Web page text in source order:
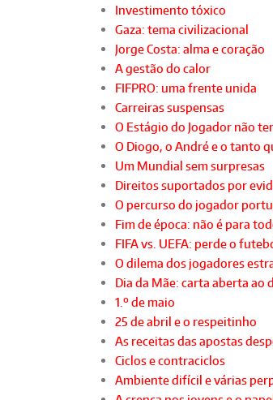
Investimento tóxico
Gaza: tema civilizacional
Jorge Costa: alma e coração
A gestão do calor
FIFPRO: uma frente unida
Carreiras suspensas
O Estágio do Jogador não
O Diogo, o André e o tanto
Um Mundial sem surpresas
Direitos suportados por
O percurso do jogador
Fim de época: não é para
FIFA vs. UEFA: perde o
O dilema dos jogadores
Dia da Mãe: carta aberta ao
1.º de maio
25 de abril e o respeitinho
As receitas das apostas
Ciclos e contraciclos
Ambiente difícil e várias